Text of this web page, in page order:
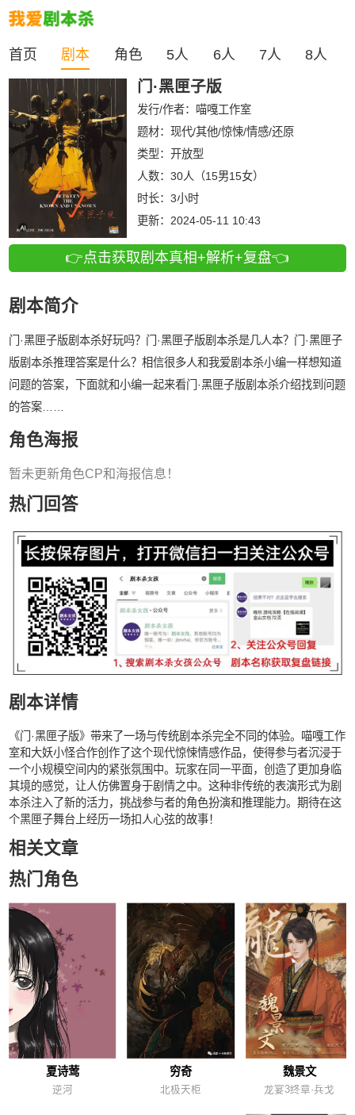
首页 剧本 角色 5人 6人 7人 8人
门·黑匣子版
发行/作者：
喵嘎工作室
题材：现代/其他/惊悚/情感/还原
类型： 开放型
人数： 30人（15男15女）
时长： 3小时
更新： 2024-05-11 10:43
👉点击获取剧本真相+解析+复盘👈
剧本简介
门·黑匣子版剧本杀好玩吗？门·黑匣子版剧本杀是几人本？门·黑匣子
版剧本杀推理答案是什么？相信很多人和我爱剧本杀小编一样想知道
问题的答案，下面就和小编一起来看门·黑匣子版剧本杀介绍找到问题
的答案……
角色海报
暂未更新角色CP和海报信息！
热门回答
剧本详情
《门·黑匣子版》带来了一场与传统剧本杀完全不同的体验。喵嘎工作
室和大妖小怪合作创作了这个现代惊悚情感作品，使得参与者沉浸于
一个小规模空间内的紧张氛围中。玩家在同一平面，创造了更加身临
其境的感觉，让人仿佛置身于剧情之中。这种非传统的表演形式为剧
本杀注入了新的活力，挑战参与者的角色扮演和推理能力。期待在这
个黑匣子舞台上经历一场扣人心弦的故事！
相关文章
热门角色
夏诗莺
逆河
穷奇
北极天柜
魏景文
龙宴3终章·兵戈